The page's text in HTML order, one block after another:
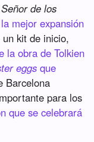
de los
mejor expansión
un kit de inicio,
la obra de Tolkien
eggs que
Barcelona
para los
que se celebrará